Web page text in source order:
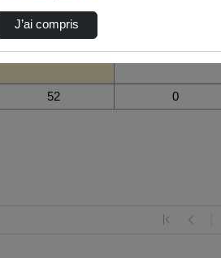
Vue totale depuis
création
durant la journée
52 0
J’ai compris